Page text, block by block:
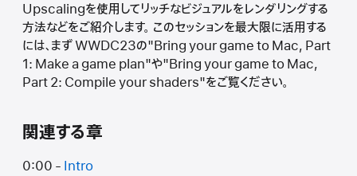
Upscalingを使用してリッチなビジュアルをレンダリングする
方法などをご紹介します。 このセッションを最大限に活用する
には、まず WWDC23の"Bring your game to Mac, Part
1: Make a game plan"や"Bring your game to Mac,
Part 2: Compile your shaders"をご覧ください。
関連する章
0:00 - Intro